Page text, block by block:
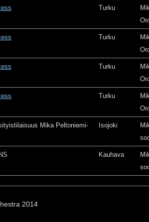
Turku
Turku
Turku
Turku
Mika Peltoniemi-
Isojoki
Kauhava
2014